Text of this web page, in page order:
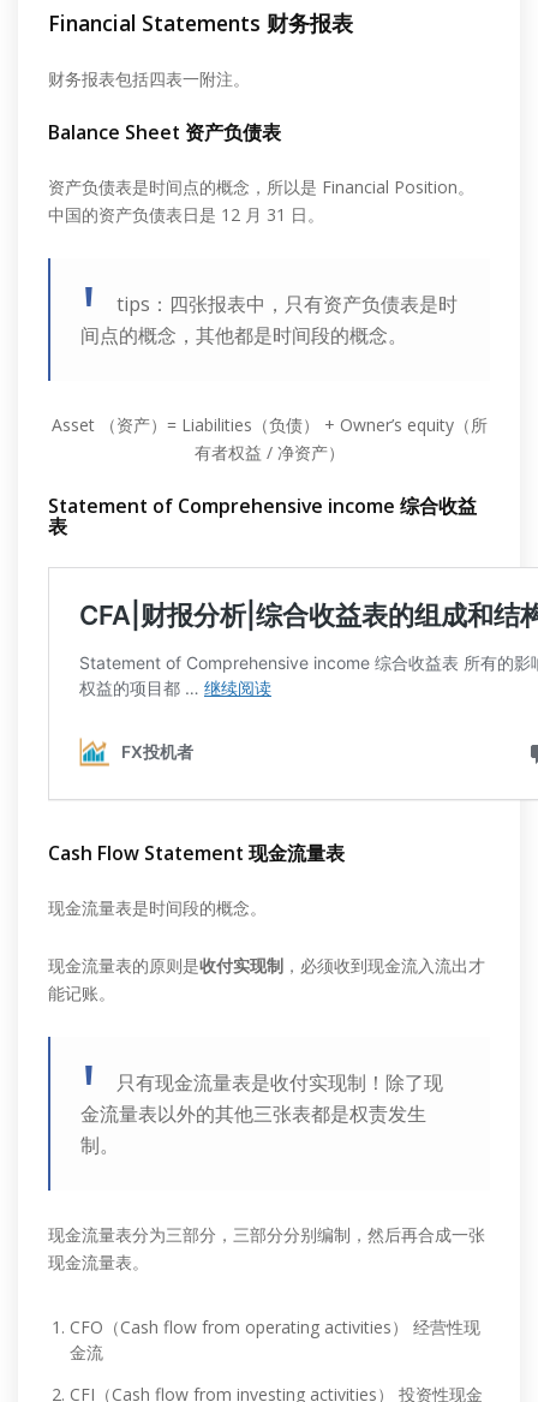
Financial Statements 财务报表
财务报表包括四表一附注。
Balance Sheet 资产负债表
资产负债表是时间点的概念，所以是 Financial Position。
中国的资产负债表日是 12 月 31 日。
tips：四张报表中，只有资产负债表是时
间点的概念，其他都是时间段的概念。
Asset （资产）= Liabilities（负债） + Owner’s equity（所
有者权益 / 净资产）
Statement of Comprehensive income 综合收益
表
Cash Flow Statement 现金流量表
现金流量表是时间段的概念。
现金流量表的原则是收付实现制 ，必须收到现金流入流出才
能记账。
只有现金流量表是收付实现制！除了现
金流量表以外的其他三张表都是权责发生
制。
现金流量表分为三部分，三部分分别编制，然后再合成一张
现金流量表。
CFO（Cash flow from operating activities） 经营性现
金流
CFI（Cash flow from investing activities） 投资性现金